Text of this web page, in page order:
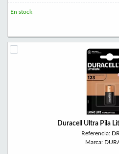
En stock
Duracell Ultra Pila
Referencia:
Marca: